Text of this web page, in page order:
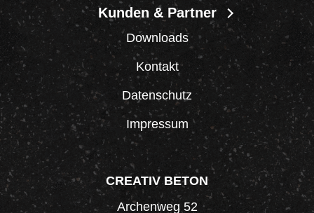
Kunden & Partner
Downloads
Kontakt
Datenschutz
Impressum
CREATIV BETON
Archenweg 52